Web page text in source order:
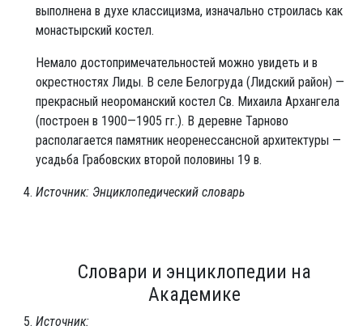
выполнена в духе классицизма, изначально строилась как
монастырский костел.
Немало достопримечательностей можно увидеть и в
окрестностях Лиды. В селе Белогруда (Лидский район) —
прекрасный неороманский костел Св. Михаила Архангела
(построен в 1900—1905 гг.). В деревне Тарново
располагается памятник неоренессансной архитектуры —
усадьба Грабовских второй половины 19 в.
Источник: Энциклопедический словарь
Словари и энциклопедии на
Академике
Источник: